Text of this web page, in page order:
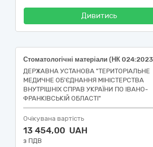
Дивитись
ДЕРЖАВНА УСТАНОВА "ТЕРИТОРІАЛЬНЕ
МЕДИЧНЕ ОБ'ЄДНАННЯ МІНІСТЕРСТВА
ВНУТРІШНІХ СПРАВ УКРАЇНИ ПО ІВАНО-
ФРАНКІВСЬКІЙ ОБЛАСТІ"
Очікувана вартість
13 454,00 UAH
з ПДВ